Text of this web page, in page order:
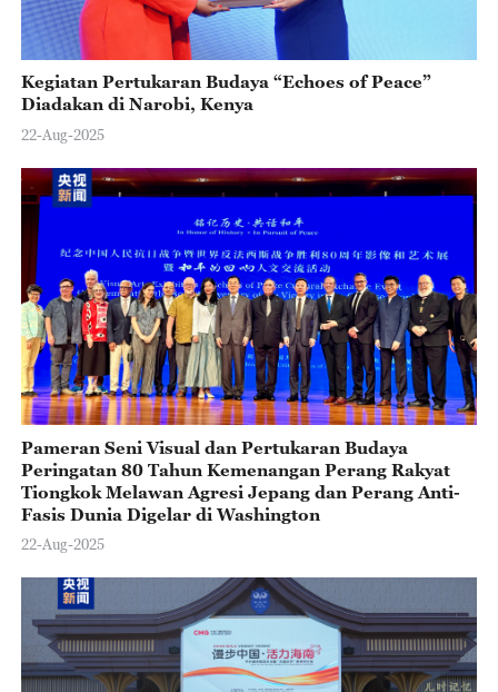
Kegiatan Pertukaran Budaya “Echoes of Peace”
Diadakan di Narobi, Kenya
22-Aug-2025
Pameran Seni Visual dan Pertukaran Budaya
Peringatan 80 Tahun Kemenangan Perang Rakyat
Tiongkok Melawan Agresi Jepang dan Perang Anti-
Fasis Dunia Digelar di Washington
22-Aug-2025